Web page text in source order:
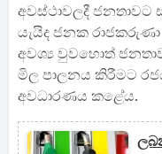
අවස්ථාවලදී ජනතාවට
යැයිද ජනක රාජකරුණා
අවශ්‍ය වුවහොත්
මිල පාලනය කිරීමට
අවධාරණය කළේය.